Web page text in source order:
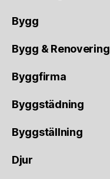
Bygg
Bygg & Renovering
Byggfirma
Byggstädning
Byggställning
Djur